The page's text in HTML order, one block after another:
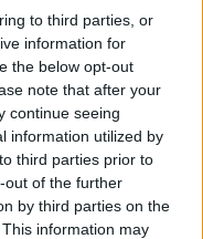
to third parties, or
information for
the below opt-out
note that after your
continue seeing
information utilized by
third parties prior to
out of the further
by third parties on the
information may
της